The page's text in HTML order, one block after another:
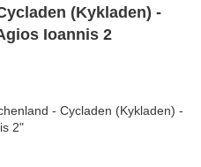
(Kykladen) -
Ioannis 2